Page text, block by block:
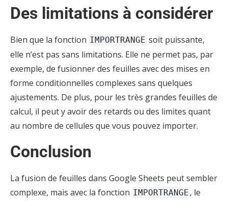
Des limitations à considérer
Bien que la fonction IMPORTRANGE soit puissante,
elle n’est pas sans limitations. Elle ne permet pas, par
exemple, de fusionner des feuilles avec des mises en
forme conditionnelles complexes sans quelques
ajustements. De plus, pour les très grandes feuilles de
calcul, il peut y avoir des retards ou des limites quant
au nombre de cellules que vous pouvez importer.
Conclusion
La fusion de feuilles dans Google Sheets peut sembler
complexe, mais avec la fonction IMPORTRANGE , le